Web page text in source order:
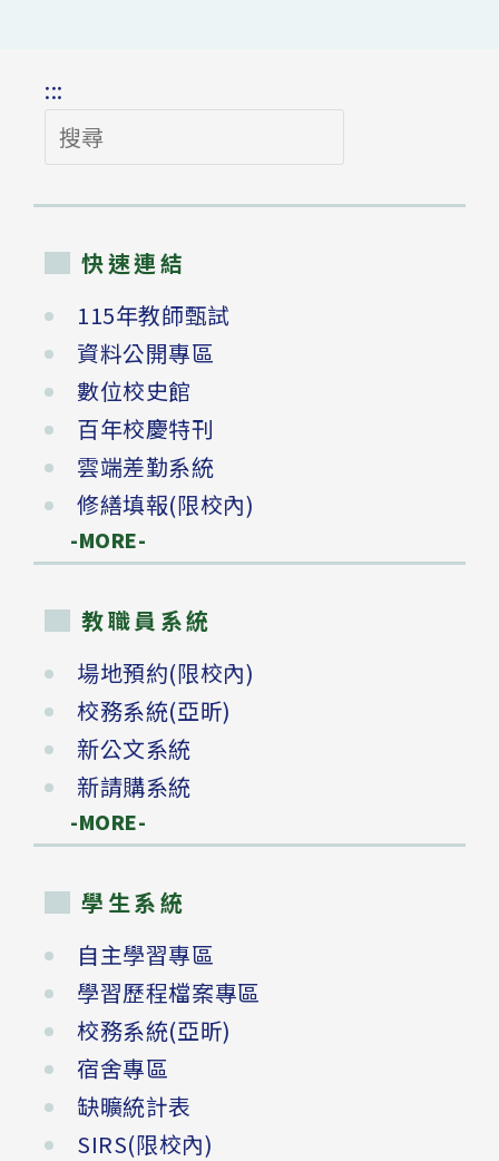
:::
搜
尋
快速連結
115年教師甄試
資料公開專區
數位校史館
百年校慶特刊
雲端差勤系統
修繕填報(限校內)
-MORE-
教職員系統
場地預約(限校內)
校務系統(亞昕)
新公文系統
新請購系統
-MORE-
學生系統
自主學習專區
學習歷程檔案專區
校務系統(亞昕)
宿舍專區
缺曠統計表
SIRS(限校內)